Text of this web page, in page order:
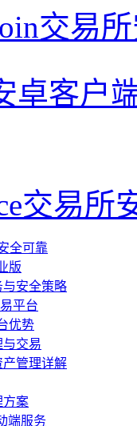
交易
卓客户
交易所
全可靠
版
安全策略
平台
优势
与交易
产管理详解
方案
端服务